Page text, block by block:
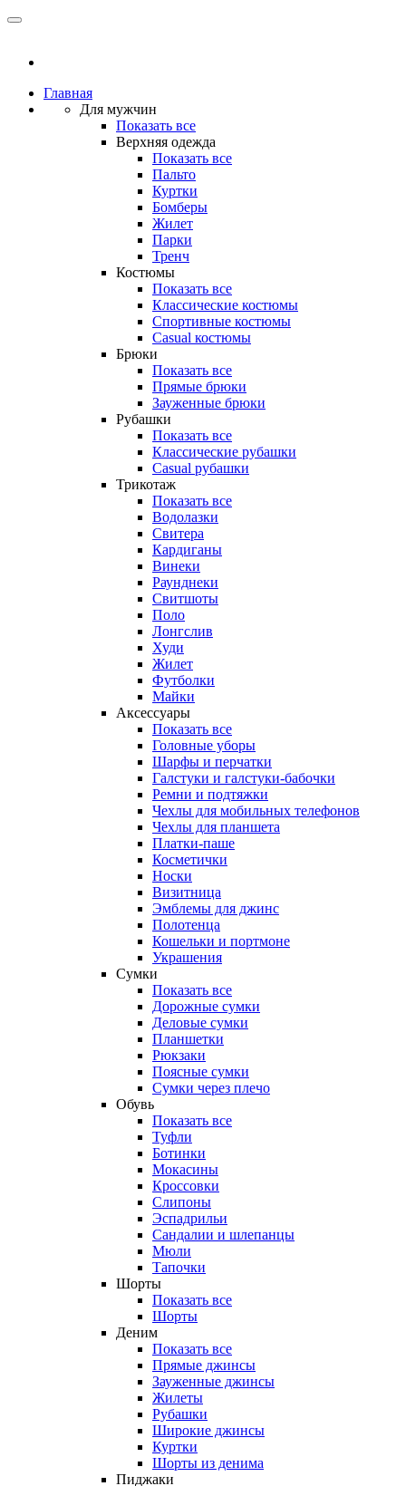
Главная
Для мужчин
Показать все
Верхняя одежда
Показать все
Пальто
Куртки
Бомберы
Жилет
Парки
Тренч
Костюмы
Показать все
Классические костюмы
Спортивные костюмы
Casual костюмы
Брюки
Показать все
Прямые брюки
Зауженные брюки
Рубашки
Показать все
Классические рубашки
Casual рубашки
Трикотаж
Показать все
Водолазки
Свитера
Кардиганы
Винеки
Раунднеки
Свитшоты
Поло
Лонгслив
Худи
Жилет
Футболки
Майки
Аксессуары
Показать все
Головные уборы
Шарфы и перчатки
Галстуки и галстуки-бабочки
Ремни и подтяжки
Чехлы для мобильных телефонов
Чехлы для планшета
Платки-паше
Косметички
Носки
Визитница
Эмблемы для джинс
Полотенца
Кошельки и портмоне
Украшения
Сумки
Показать все
Дорожные сумки
Деловые сумки
Планшетки
Рюкзаки
Поясные сумки
Сумки через плечо
Обувь
Показать все
Туфли
Ботинки
Мокасины
Кроссовки
Слипоны
Эспадрильи
Сандалии и шлепанцы
Мюли
Тапочки
Шорты
Показать все
Шорты
Деним
Показать все
Прямые джинсы
Зауженные джинсы
Жилеты
Рубашки
Широкие джинсы
Куртки
Шорты из денима
Пиджаки